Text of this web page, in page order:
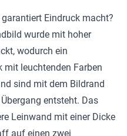
Eindruck macht?
wurde mit hoher
wodurch ein
mit leuchtenden Farben
sind mit dem Bildrand
entsteht. Das
Leinwand mit einer Dicke
auf einen zwei